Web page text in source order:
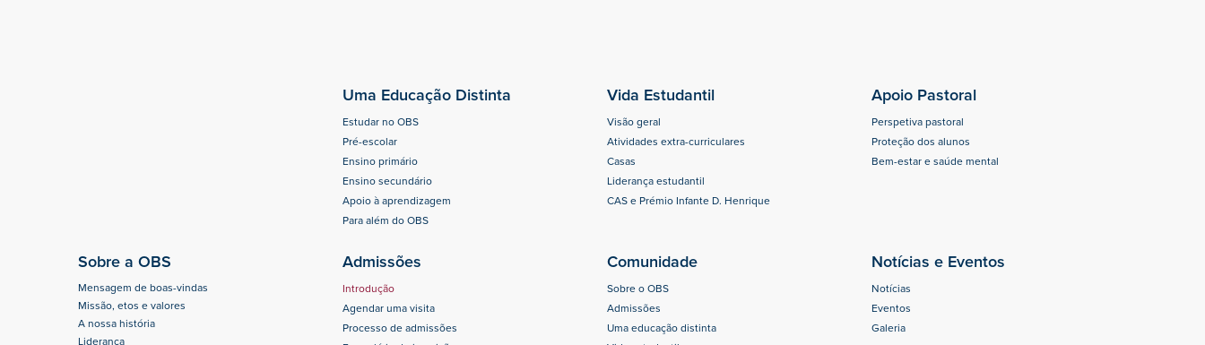
Uma Educação Distinta
Estudar no OBS
Pré-escolar
Ensino primário
Ensino secundário
Apoio à aprendizagem
Para além do OBS
Vida Estudantil
Visão geral
Atividades extra-curriculares
Casas
Liderança estudantil
CAS e Prémio Infante D. Henrique
Apoio Pastoral
Perspetiva pastoral
Proteção dos alunos
Bem-estar e saúde mental
Sobre a OBS
Mensagem de boas-vindas
Missão, etos e valores
A nossa história
Liderança
Admissões
Introdução
Agendar uma visita
Processo de admissões
Comunidade
Sobre o OBS
Admissões
Uma educação distinta
Notícias e Eventos
Notícias
Eventos
Galeria